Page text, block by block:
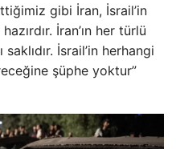
gibi İran, İsrail’in
İran’ın her türlü
saklıdır. İsrail’in herhangi
şüphe yoktur”